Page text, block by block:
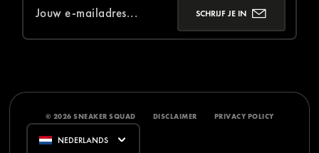
SCHRIJF JE IN
© 2026 SNEAKER SQUAD DISCLAIMER PRIVACY POLICY
NEDERLANDS